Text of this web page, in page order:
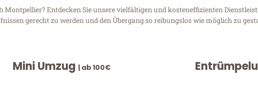
Entdecken Sie unsere vielfältigen und kosteneffizienten
gerecht zu werden und den Übergang so reibungslos wie möglich zu
Mini Umzug | ab 100€